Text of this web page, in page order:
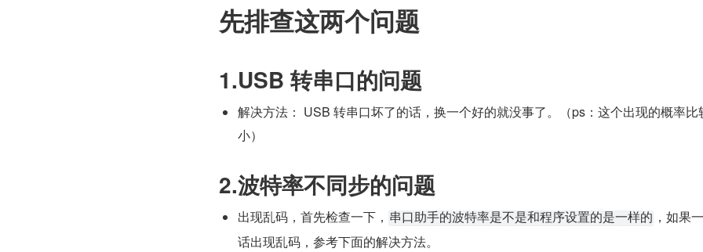
先排查这两个问题
1.USB 转串口的问题
解决方法： USB 转串口坏了的话，换一个好的就没事了。（ps：这个出现的概率比
小）
2.波特率不同步的问题
出现乱码，首先检查一下， 串口助手的波特率是不是和程序设置的是一样的 ，如果
话出现乱码，参考下面的解决方法。